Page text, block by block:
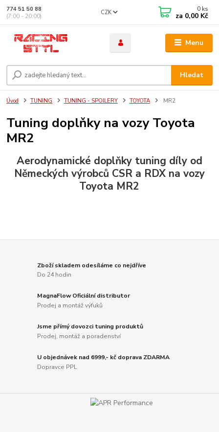
Menu
CZK
Hledat
774 51 50 88
(7:00 - 20:00)
0 ks
za 0,00 Kč
Úvod TUNING TUNING - SPOILERY TOYOTA MR2
Tuning doplňky na vozy Toyota
MR2
Aerodynamické doplňky tuning díly od
Německých výrobců CSR a RDX na vozy
Toyota MR2
Zboží skladem odesíláme co nejdříve
Do 24 hodin
MagnaFlow Oficiální distributor
Prodej a montáž výfuků
Jsme přímý dovozci tuning produktů
Prodej, montáž a poradenství
U objednávek nad 6999,- kč doprava ZDARMA
Dopravce PPL